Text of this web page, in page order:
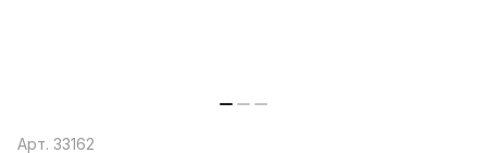
Арт. 33162